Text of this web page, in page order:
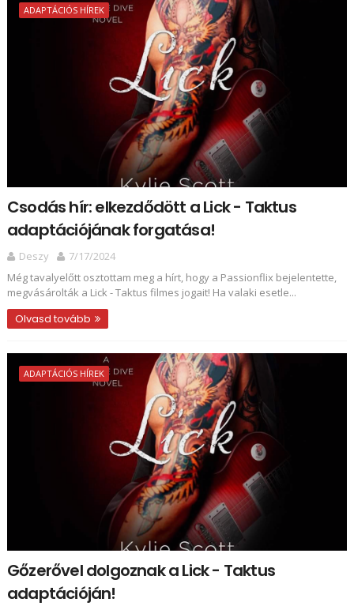
ADAPTÁCIÓS HÍREK
Csodás hír: elkezdődött a Lick - Taktus
adaptációjának forgatása!
Deszy
7/17/2024
Még tavalyelőtt osztottam meg a hírt, hogy a Passionflix bejelentette,
megvásárolták a Lick - Taktus filmes jogait! Ha valaki esetle...
Olvasd tovább
ADAPTÁCIÓS HÍREK
Gőzerővel dolgoznak a Lick - Taktus
adaptációján!